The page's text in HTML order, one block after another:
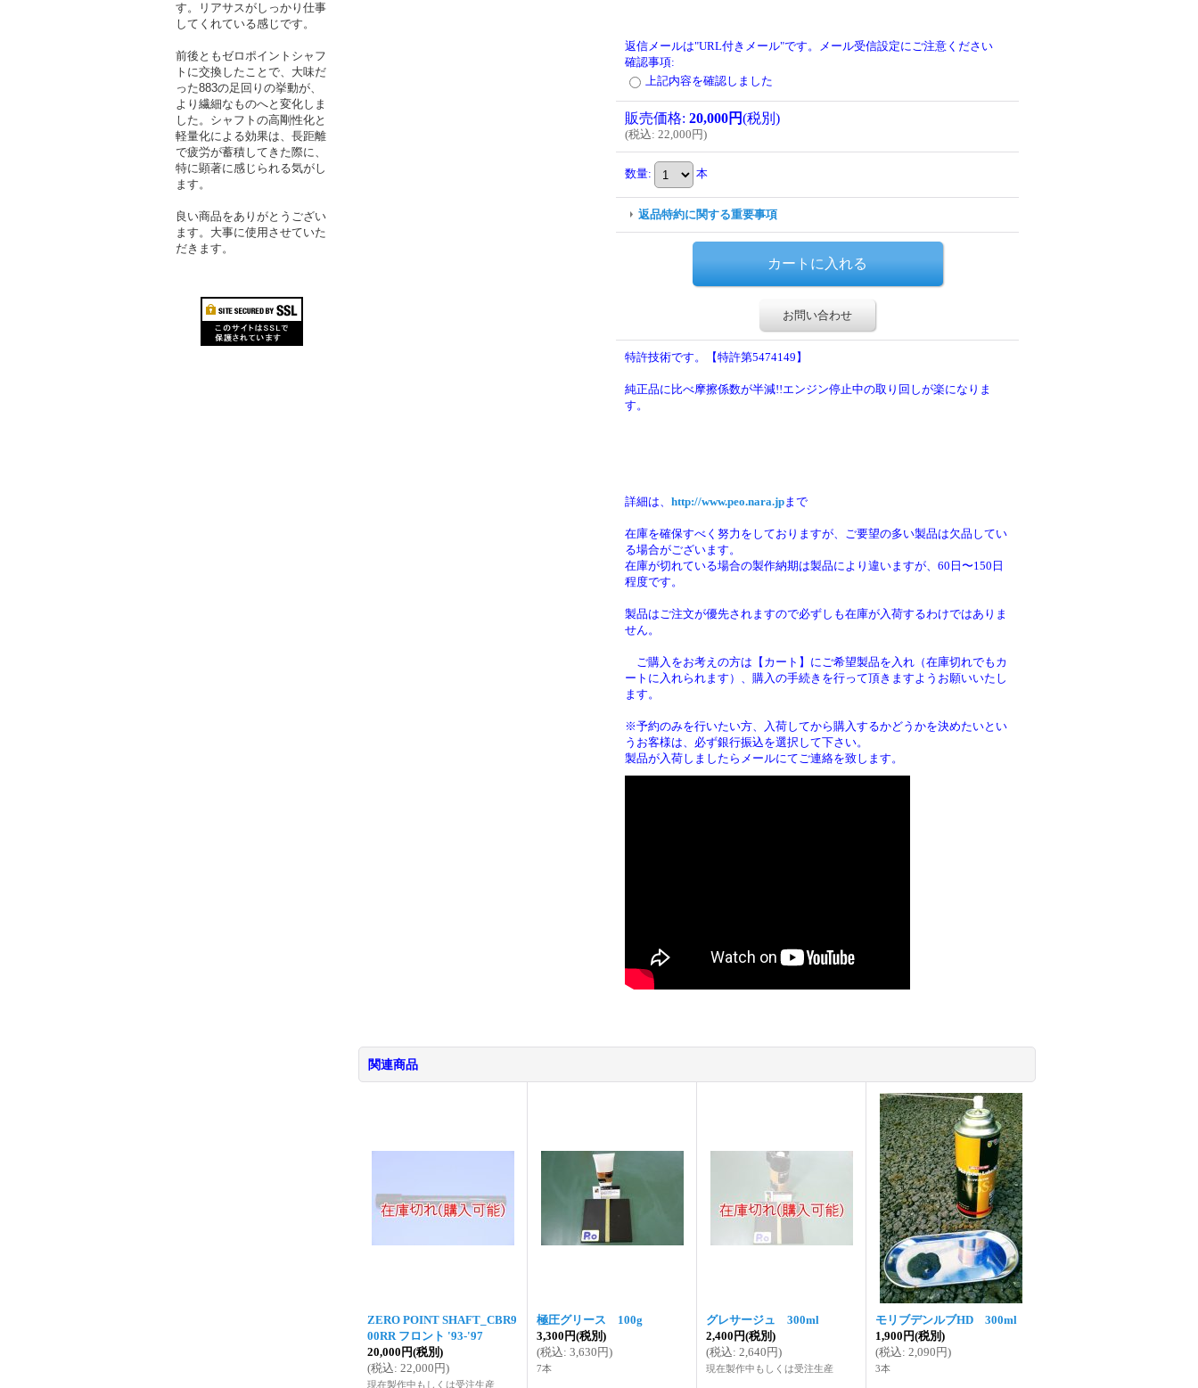
す。リアサスがしっかり仕事
してくれている感じです。
前後ともゼロポイントシャフ
トに交換したことで、大味だ
った883の足回りの挙動が、
より繊細なものへと変化しま
した。シャフトの高剛性化と
軽量化による効果は、長距離
で疲労が蓄積してきた際に、
特に顕著に感じられる気がし
ます。
良い商品をありがとうござい
ます。大事に使用させていた
だきます。
返信メールは"URL付きメール"です。メール受信設定にご注意ください
確認事項:
上記内容を確認しました
販売価格: 20,000円(税別)
(税込: 22,000円)
数量: 本
返品特約に関する重要事項
お問い合わせ
特許技術です。【特許第5474149】
純正品に比べ摩擦係数が半減!!エンジン停止中の取り回しが楽になりま
す。
詳細は、 http://www.peo.nara.jpまで
在庫を確保すべく努力をしておりますが、ご要望の多い製品は欠品してい
る場合がございます。
在庫が切れている場合の製作納期は製品により違いますが、60日〜150日
程度です。
製品はご注文が優先されますので必ずしも在庫が入荷するわけではありま
せん。
ご購入をお考えの方は【カート】にご希望製品を入れ（在庫切れでもカ
ートに入れられます）、購入の手続きを行って頂きますようお願いいたし
ます。
※予約のみを行いたい方、入荷してから購入するかどうかを決めたいとい
うお客様は、必ず銀行振込を選択して下さい。
製品が入荷しましたらメールにてご連絡を致します。
関連商品
ZERO POINT SHAFT_CBR9
00RR フロント '93-'97
20,000円(税別)
(税込: 22,000円)
現在製作中もしくは受注生産
極圧グリース 100g
3,300円(税別)
(税込: 3,630円)
7本
グレサージュ 300ml
2,400円(税別)
(税込: 2,640円)
現在製作中もしくは受注生産
モリブデンルブHD 300ml
1,900円(税別)
(税込: 2,090円)
3本